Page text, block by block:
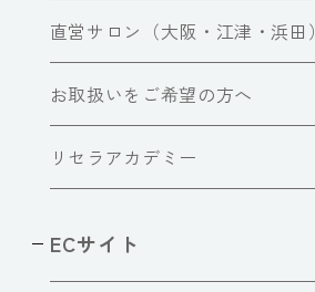
直営サロン（大阪・江津・浜田）
お取扱いをご希望の方へ
リセラアカデミー
ECサイト